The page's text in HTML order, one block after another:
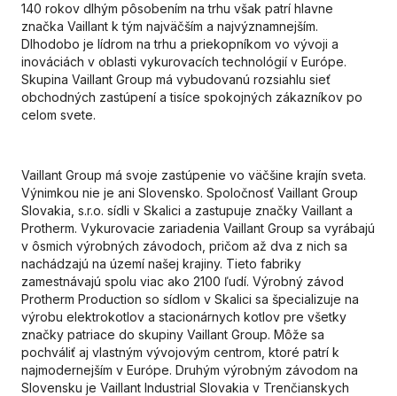
140 rokov dlhým pôsobením na trhu však patrí hlavne
značka Vaillant k tým najväčším a najvýznamnejším.
Dlhodobo je lídrom na trhu a priekopníkom vo vývoji a
inováciách v oblasti vykurovacích technológií v Európe.
Skupina Vaillant Group má vybudovanú rozsiahlu sieť
obchodných zastúpení a tisíce spokojných zákazníkov po
celom svete.
Vaillant Group má svoje zastúpenie vo väčšine krajín sveta.
Výnimkou nie je ani Slovensko. Spoločnosť Vaillant Group
Slovakia, s.r.o. sídli v Skalici a zastupuje značky Vaillant a
Protherm. Vykurovacie zariadenia Vaillant Group sa vyrábajú
v ôsmich výrobných závodoch, pričom až dva z nich sa
nachádzajú na území našej krajiny. Tieto fabriky
zamestnávajú spolu viac ako 2100 ľudí. Výrobný závod
Protherm Production so sídlom v Skalici sa špecializuje na
výrobu elektrokotlov a stacionárnych kotlov pre všetky
značky patriace do skupiny Vaillant Group. Môže sa
pochváliť aj vlastným vývojovým centrom, ktoré patrí k
najmodernejším v Európe. Druhým výrobným závodom na
Slovensku je Vaillant Industrial Slovakia v Trenčianskych